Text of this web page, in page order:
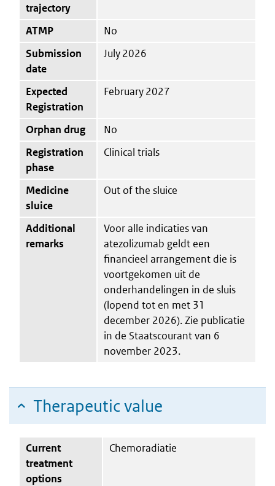
trajectory
ATMP
No
Submission
date
July 2026
Expected
Registration
February 2027
Orphan drug
No
Registration
phase
Clinical trials
Medicine
sluice
Out of the sluice
Additional
remarks
Voor alle indicaties van
atezolizumab geldt een
financieel arrangement die is
voortgekomen uit de
onderhandelingen in de sluis
(lopend tot en met 31
december 2026). Zie publicatie
in de Staatscourant van 6
november 2023.
Therapeutic value
Current
treatment
options
Chemoradiatie